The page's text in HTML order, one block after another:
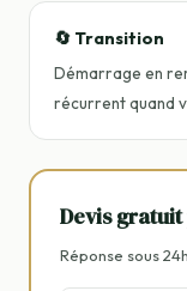
🔄 Transition
Démarrage en
récurrent quand
Devis
Réponse sous